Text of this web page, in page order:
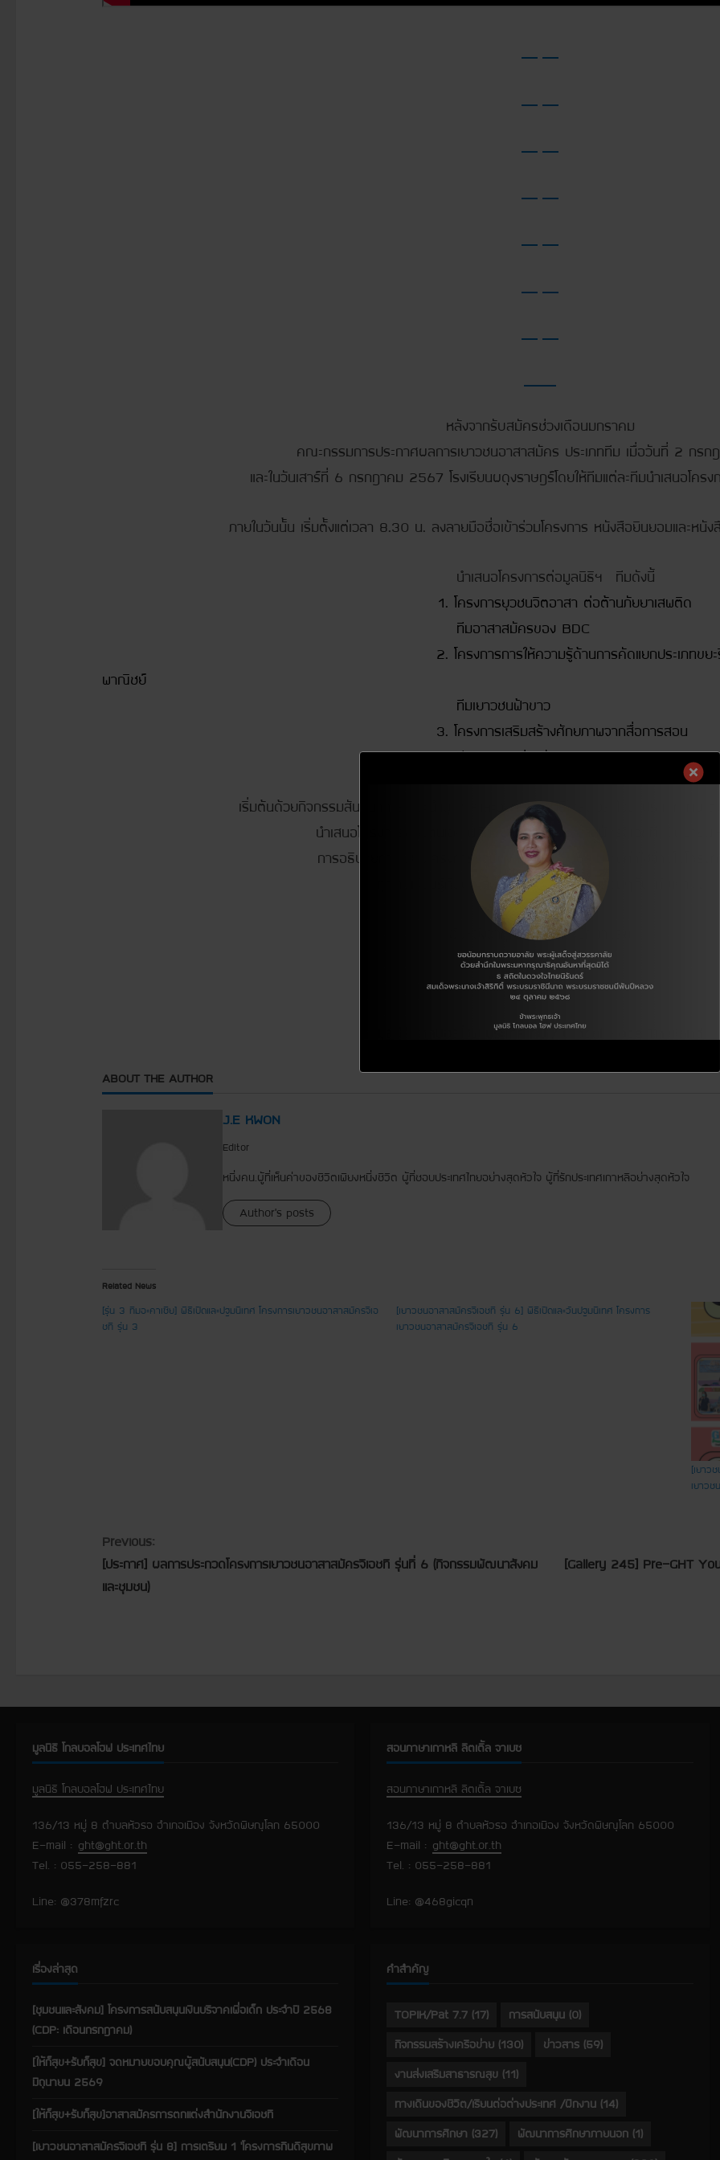
หลังจากรับสมัครช่วงเดือนมกราคม
คณะกรรมการประกาศผลการเยาวชนอาสาสมัคร ประเภททีม เมื่อวันที่ 2 กร
และในวันเสาร์ที่ 6 กรกฎาคม 2567 โรงเรียนผดุงราษฎร์โดยให้ทีมแต่ละทีมนำเสนอโครง
ภายในวันนั้น เริ่มตั้งแต่เวลา 8.30 น. ลงลายมือชื่อเข้าร่วมโครงการ หนังสือยินยอมและห
นำเสนอโครงการต่อมูลนิธิฯ ทีมดังนี้
1. โครงการยุวชนจิตอาสา ต่อต้านภัยยาเสพติด
ทีมอาสาสมัครของ BDC
2. โครงการการให้ความรู้ด้านการคัดแยกประเภทขยะรีไซเคิลและส
พาณิชย์
ทีมเยาวชนฟ้าขาว
3. โครงการเสริมสร้างศักยภาพจากสื่อการสอน
ทีมF4 PR ร่วมพัฒนา
เริ่มต้นด้วยกิจกรรมสันทนาการ แนะนำบุคคลและองค์กรมูลนิธิโกลบอล โฮฟ ประเทศไทย
นำเสนอโครงการของตนเอง ปฏิทินงานเยาวชนอาสาสมัครจีเอชที (มิถุนาย
การอธิบายการเขียนโครงการรวมถึงการเขียนงบประมาณค่าใช้จ่ายในโครง
ทุกคนเรียนรู้กับประสบการณ์ใหม่ ก้าวไปพร้อมๆกัน กับเรา….
ฉันหวังว่าคุณจะสนุกและมีความสุข
ให้ก็สุข รับก็สุข…ใจ
มูลนิธิ โกลบอลโฮฟ ประเทศไทย / Global Hope Thailand
ABOUT THE AUTHOR
J.E KWON
Editor
หนึ่งคน.ผู้ที่เห็นค่าของชีวิตเพียงหนึ่งชีวิต ผู้ที่ชอบประเทศไทยอย่างสุดหัวใจ ผู้ที่รักประเทศเกาหลีอย่างสุดหัวใจ
Author's posts
Related News
[รุ่น 3 ทีมอะคาเซีย] พิธีเปิดและปฐมนิเทศ โครงการเยาวชนอาสาสมัครจีเอ
ชที รุ่น 3
[เยาวชนอาสาสมัครจีเอชที รุ่น 6] พิธีเปิดและวันปฐมนิเทศ โครงการ
เยาวชนอาสาสมัครจีเอชที รุ่น 6
[เยาว
เยาว
C
o
n
u
e
R
e
g
Previous:
[ประกาศ] ผลการประกวดโครงการเยาวชนอาสาสมัครจีเอชที รุ่นที่ 6 (กิจกรรมพัฒนาสังคม
และชุมชน)
[Gallery 245] Pre-GHT
มูลนิธิ โกลบอลโฮฟ ประเทศไทย
มูลนิธิ โกลบอลโฮฟ ประเทศไทย
136/13 หมู่ 8 ตำบลหัวรอ อำเภอเมือง จังหวัดพิษณุโลก 65000
E-mail : ght@ght.or.th
Tel. : 055-258-881
Line: @378mfzrc
เรื่องล่าสุด
[ชุมชนและสังคม] โครงการสนับสนุนเงินบริจาคเพื่อเด็ก ประจำปี 2568
(CDP: เดือนกรกฎาคม)
[ให้ก็สุข+รับก็สุข] จดหมายขอบคุณผู้สนับสนุน(CDP) ประจำเดือน
มิถุนายน 2569
[ให้ก็สุข+รับก็สุข]อาสาสมัครการตกแต่งสำนักงานจีเอชที
[เยาวชนอาสาสมัครจีเอชที รุ่น 8] การเตรียม 1 ‘โครงการกินดีสุขภาพ
สอนภาษาเกาหลี ลิตเติ้ล จาเบซ
สอนภาษาเกาหลี ลิตเติ้ล จาเบซ
136/13 หมู่ 8 ตำบลหัวรอ อำเภอเมือง จังหวัดพิษณุโลก 65000
E-mail : ght@ght.or.th
Tel. : 055-258-881
Line: @468gicqn
คำสำคัญ
TOPIK/Pat 7.7 (17) การสนับสนุน (0)
กิจกรรมสร้างเครือข่าย (130) ข่าวสาร (59)
งานส่งเสริมสาธารณสุข (11)
ทางเดินของชีวิต/เรียนต่อต่างประเทศ /ฝึกงาน (14)
พัฒนาการศึกษา (327) พัฒนาการศึกษาภายนอก (1)